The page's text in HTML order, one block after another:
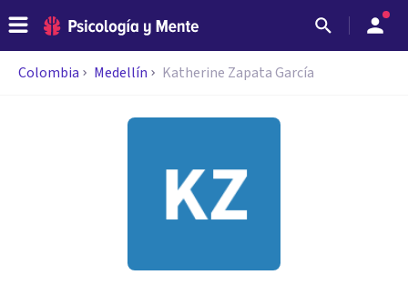
Colombia Medellín Katherine Zapata García